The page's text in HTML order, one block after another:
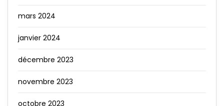
mars 2024
janvier 2024
décembre 2023
novembre 2023
octobre 2023